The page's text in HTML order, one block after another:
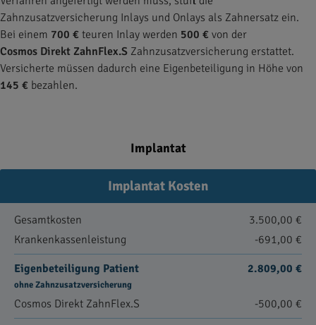
Zahnzusatzversicherung Inlays und Onlays als Zahnersatz ein.
Bei einem 700 € teuren Inlay werden 500 € von der
Cosmos Direkt ZahnFlex.S Zahnzusatzversicherung erstattet.
Versicherte müssen dadurch eine Eigenbeteiligung in Höhe von
145 € bezahlen.
Implantat
Implantat Kosten
Gesamtkosten
3.500,00 €
Krankenkassenleistung
-691,00 €
Eigenbeteiligung Patient
ohne Zahnzusatzversicherung
2.809,00 €
Cosmos Direkt ZahnFlex.S -500,00 €